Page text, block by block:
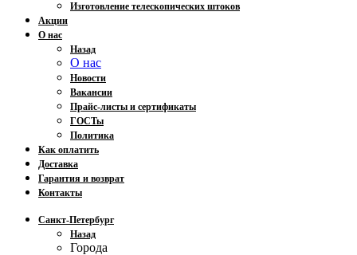
Изготовление телескопических штоков
Акции
О нас
Назад
О нас
Новости
Вакансии
Прайс-листы и сертификаты
ГОСТы
Политика
Как оплатить
Доставка
Гарантия и возврат
Контакты
Санкт-Петербург
Назад
Города